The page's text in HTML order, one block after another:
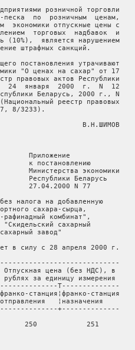
розничной торговли
песка  по  розничным  ценам,
экономики отпускные цены с
торговых  надбавок  и
(10%),  является нарушением
штрафных санкций.
постановления утрачивают
"О ценах на сахар" от 17
правовых актов Республики
января  2000  г.  N  12
Беларусь, 2000 г., N
реестр правовых
8/3233).
В.Н.ШИМОВ
Приложение
к постановлению
Министерства экономики
Республики Беларусь
27.04.2000 N 77
налога на добавленную
сахара-сырца,
комбинат",
"Скидельский сахарный
завод"
в силу с 28 апреля 2000 г.
цена (без НДС), в
за единицу измерения
T--------------
станция¦франко-станция
¦назначения
+--------------
250            251